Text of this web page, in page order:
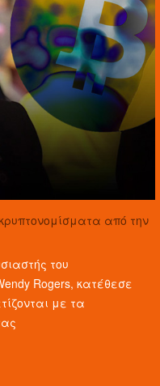
από την
του
Rogers, κατέθεσε
με τα